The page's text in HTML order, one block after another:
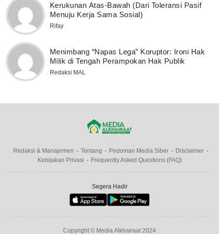
Kerukunan Atas-Bawah (Dari Toleransi Pasif
Menuju Kerja Sama Sosial)
Rifay
Menimbang “Napas Lega” Koruptor: Ironi Hak
Milik di Tengah Perampokan Hak Publik
Redaksi MAL
Redaksi & Manajemen Tentang Pedoman Media Siber
Disclaimer
Kebijakan Privasi
Frequently Asked Questions (FAQ)
Segera Hadir
Copyright © Media Alkhairaat 2024